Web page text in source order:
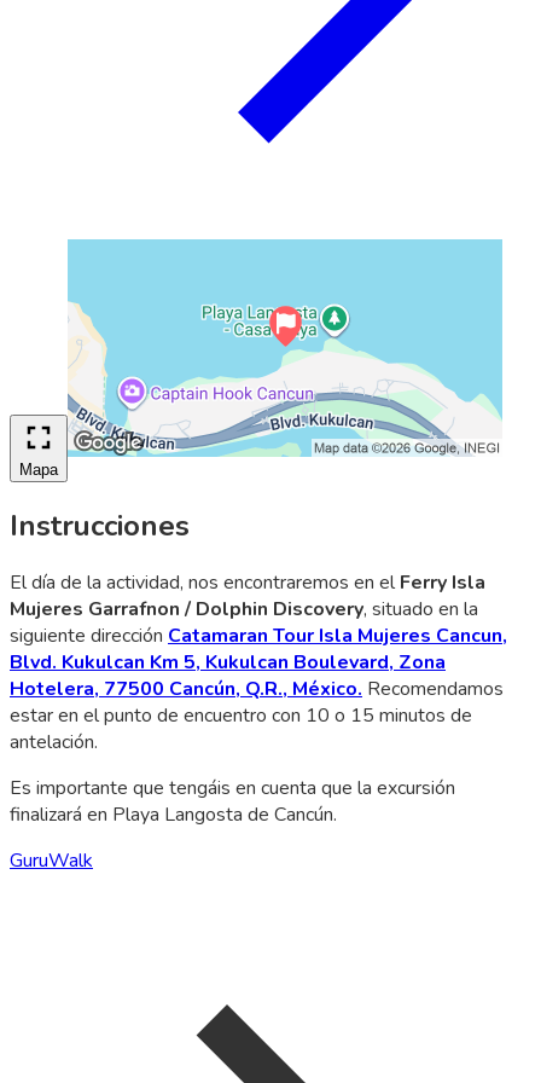
Mapa
Instrucciones
El día de la actividad, nos encontraremos en elFerry Isla
Mujeres Garrafnon / Dolphin Discovery, situado en la
siguiente dirección Catamaran Tour Isla Mujeres Cancun,
Blvd. Kukulcan Km 5, Kukulcan Boulevard, Zona
Hotelera, 77500 Cancún, Q.R., México. Recomendamos
estar en el punto de encuentro con 10 o 15 minutos de
antelación.
Es importante que tengáis en cuenta que la excursión
finalizará en Playa Langosta de Cancún.
GuruWalk